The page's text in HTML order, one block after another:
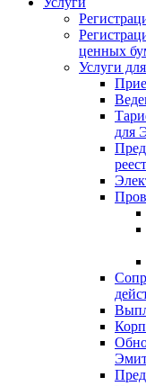
ценных
Услуги
для